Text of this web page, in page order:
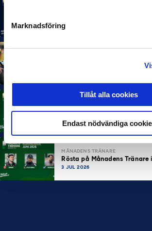
Marknadsföring
Tillåt alla cookies
Endast nödvändiga
7 AUG 2026
Dubbla Landskrona-priser
Rösta på Månadens Spelare
MÅNADENS TRÄNARE
Rösta på Månadens Tränare
3 JUL 2026